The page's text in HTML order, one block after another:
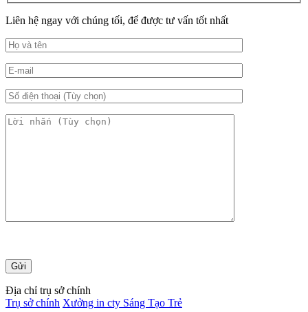
Liên hệ ngay với chúng tối, để được tư vấn tốt nhất
Địa chỉ trụ sở chính
Trụ sở chính Xưởng in cty Sáng Tạo Trẻ